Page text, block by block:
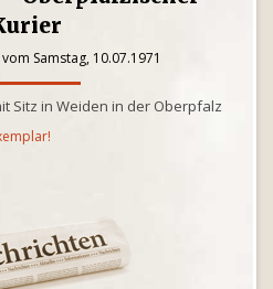
Samstag, 10.07.1971
Sitz in Weiden in der Oberpfalz